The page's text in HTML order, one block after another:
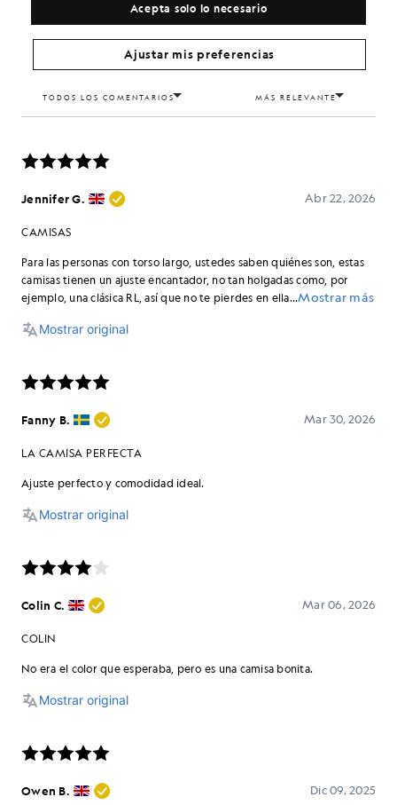
Acepta solo lo necesario
Ajustar mis preferencias